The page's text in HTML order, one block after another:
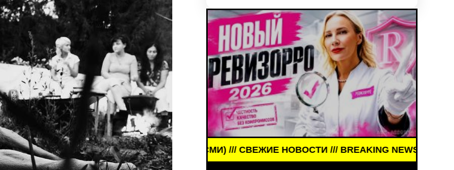
NEWS /// НОВОСТИ (СМИ) /// СВЕЖИЕ НОВОСТИ /// BREAKING NEWS /// НОВОСТИ (СМИ) ///